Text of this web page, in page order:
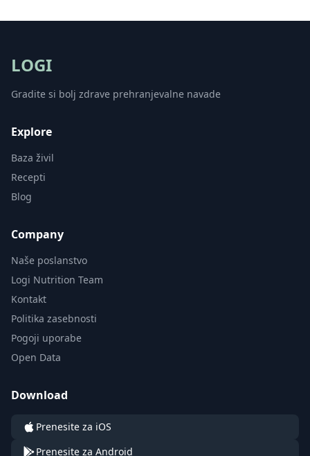
LOGI
Gradite si bolj zdrave prehranjevalne navade
Explore
Baza živil
Recepti
Blog
Company
Naše poslanstvo
Logi Nutrition Team
Kontakt
Politika zasebnosti
Pogoji uporabe
Open Data
Download
Prenesite za iOS
Prenesite za Android